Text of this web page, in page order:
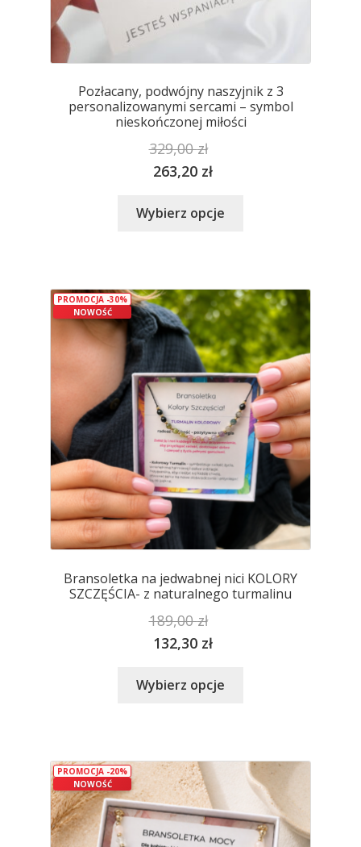
Pozłacany, podwójny naszyjnik z 3
personalizowanymi sercami – symbol
nieskończonej miłości
329,00zł
263,20 zł
Wybierz opcje
wariantów.
Opcje
można
wybrać
na
stronie
produktu
NOWOŚĆ
PROMOCJA -30%
Bransoletka na jedwabnej nici KOLORY
SZCZĘŚCIA- z naturalnego turmalinu
189,00zł
132,30 zł
Wybierz opcje
wariantów.
Opcje
można
wybrać
na
NOWOŚĆ
PROMOCJA -20%